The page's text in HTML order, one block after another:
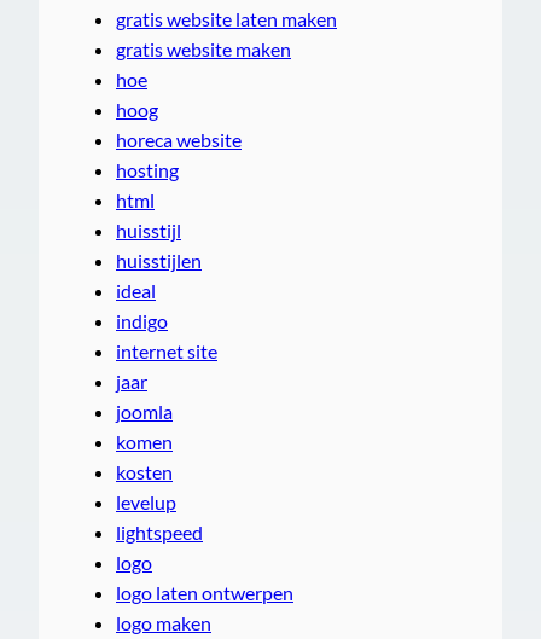
gratis website laten maken
gratis website maken
hoe
hoog
horeca website
hosting
html
huisstijl
huisstijlen
ideal
indigo
internet site
jaar
joomla
komen
kosten
levelup
lightspeed
logo
logo laten ontwerpen
logo maken